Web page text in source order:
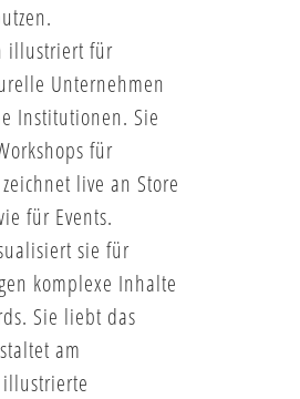
illustriert für
Unternehmen
Institutionen. Sie
für
live an Store
für Events.
sie für
komplexe Inhalte
Sie liebt das
am